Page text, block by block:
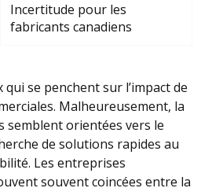
Incertitude pour les
fabricants canadiens
se penchent sur l’impact de
Malheureusement, la
semblent orientées vers le
de solutions rapides au
Les entreprises
souvent coincées entre la